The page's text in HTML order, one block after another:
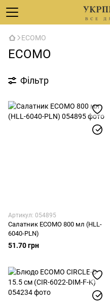
ECOMO
ECOMO
Фільтр
Артикул: 054895
Салатник ECOMO 800 мл (HLL-
6040-PLN)
51.70 грн